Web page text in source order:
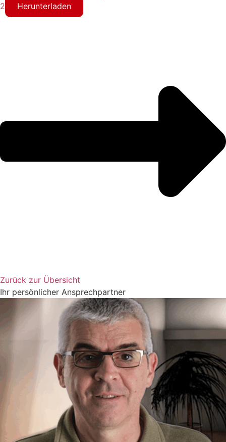
2
Herunterladen
Zurück zur Übersicht
Ihr persönlicher Ansprechpartner